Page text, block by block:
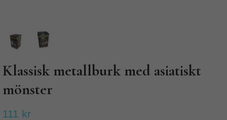
Klassisk metallburk med asiatiskt
mönster
111 kr